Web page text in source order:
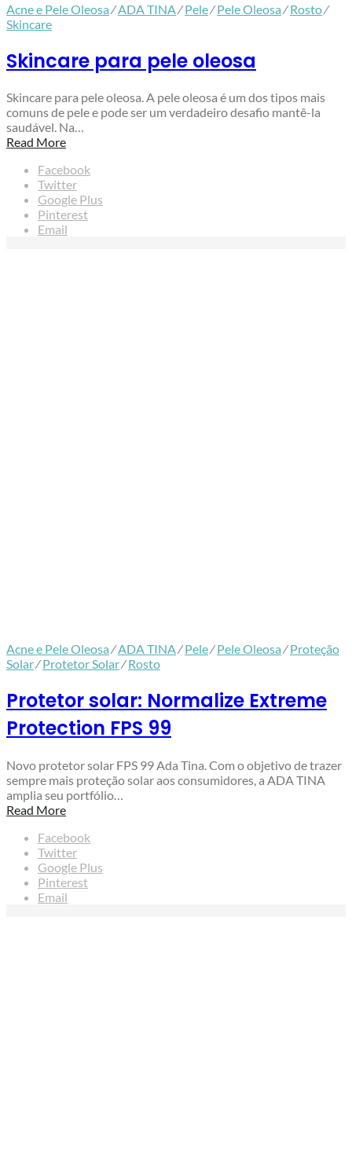
Acne e Pele Oleosa ⁄ADA TINA ⁄Pele⁄Pele Oleosa ⁄Rosto⁄
Skincare
Skincare para pele oleosa
Skincare para pele oleosa. A pele oleosa é um dos tipos mais
comuns de pele e pode ser um verdadeiro desafio mantê-la
saudável. Na…
Read More
Facebook
Twitter
Google Plus
Pinterest
Email
Acne e Pele Oleosa⁄ADA TINA⁄Pele⁄Pele Oleosa⁄Proteção
Solar⁄Protetor Solar⁄Rosto
Protetor solar: Normalize Extreme
Protection FPS 99
Novo protetor solar FPS 99 Ada Tina. Com o objetivo de trazer
sempre mais proteção solar aos consumidores, a ADA TINA
amplia seu portfólio…
Read More
Facebook
Twitter
Google Plus
Pinterest
Email